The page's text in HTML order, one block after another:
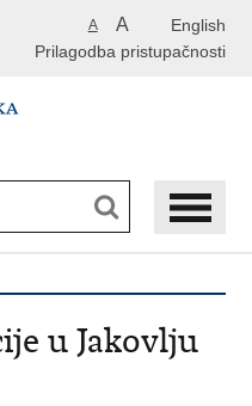
English
A A
Prilagodba pristupačnosti
u Jakovlju